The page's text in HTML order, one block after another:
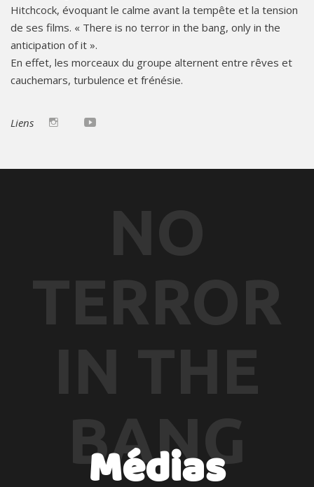
Hitchcock, évoquant le calme avant la tempête et la tension
de ses films. « There is no terror in the bang, only in the
anticipation of it ».
En effet, les morceaux du groupe alternent entre rêves et
cauchemars, turbulence et frénésie.
Liens
BANG
Médias